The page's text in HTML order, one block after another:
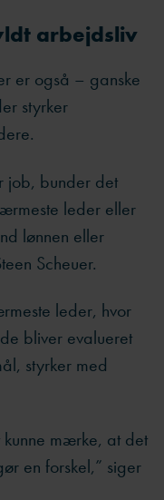
arbejdsliv
er også – ganske
styrker
job, bunder det
leder eller
lønnen eller
Scheuer.
leder, hvor
bliver evalueret
styrker med
mærke, at det
en forskel,” siger